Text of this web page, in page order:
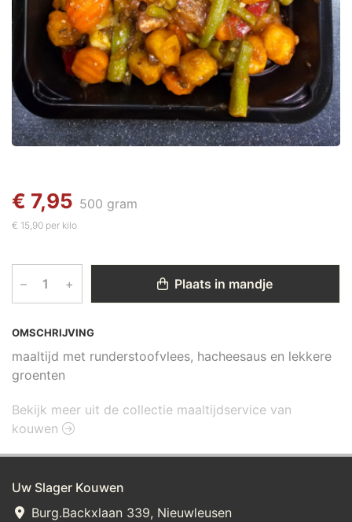
OMSCHRIJVING
maaltijd met runderstoofvlees, hacheesaus en lekkere
groenten
€ 7,95 500 gram
€ 15,90 per kilo
– + Plaats in mandje
Bekijk meer uit de collectie maaltijdservice van
kouwen
Uw Slager Kouwen
Burg.Backxlaan 339, Nieuwleusen